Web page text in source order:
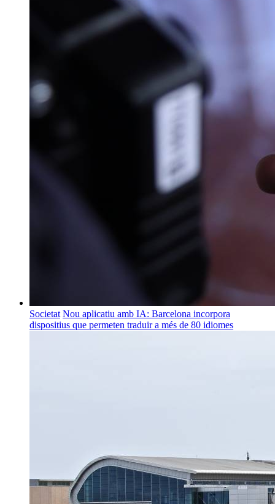
Societat Nou aplicatiu amb IA: Barcelona incorpora
dispositius que permeten traduir a més de 80 idiomes